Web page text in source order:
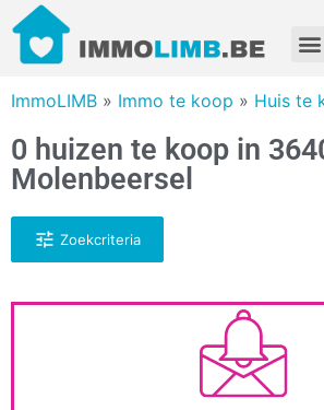
ImmoLIMB » Immo te koop » Huis te
0 huizen te koop in
Molenbeersel
Zoekcriteria